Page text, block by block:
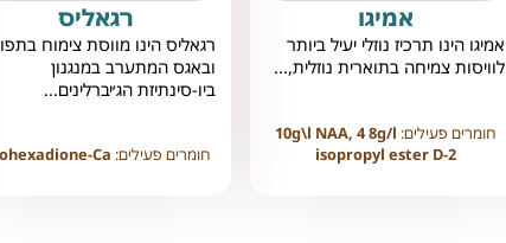
אמיגו
אמיגו הינו תרכיז נוזלי יעיל ביותר
לוויסות צמיחה בתוארית נוזלית,...
חומרים פעילים: 10g\l NAA, 4 8g/l
isopropyl ester D-2
רגאליס
רגאליס הינו מווסת צימוח
ובאגס המתערב במנגנון
ביו-סינתיזת הג׳יברלינים...
חומרים פעילים: Ca